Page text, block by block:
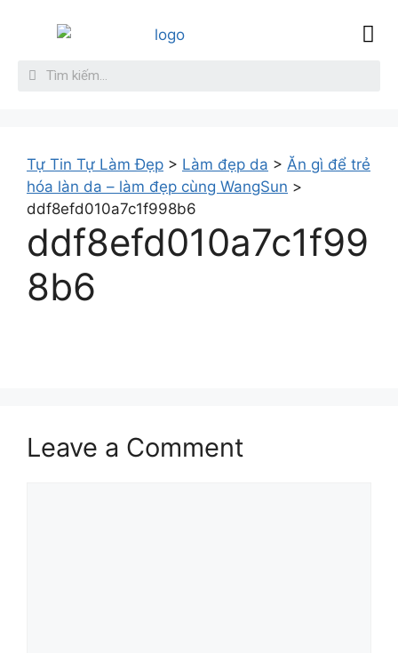
Tự Tin Tự Làm Đẹp > Làm đẹp da > Ăn gì để trẻ
hóa làn da – làm đẹp cùng WangSun >
ddf8efd010a7c1f998b6
ddf8efd010a7c1f99
8b6
Leave a Comment